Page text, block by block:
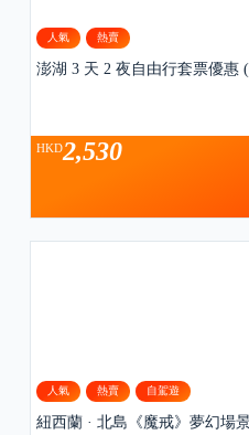
人氣 熱賣
澎湖 3 天 2 夜自由行套票優惠
HKD2,530
人氣 熱賣 自駕遊
紐西蘭 · 北島《魔戒》夢幻場